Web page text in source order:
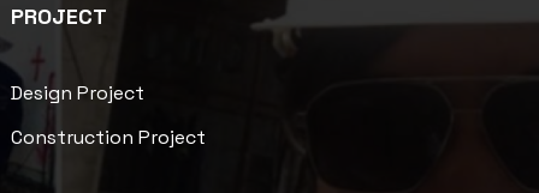
PROJECT
Design Project
Construction Project